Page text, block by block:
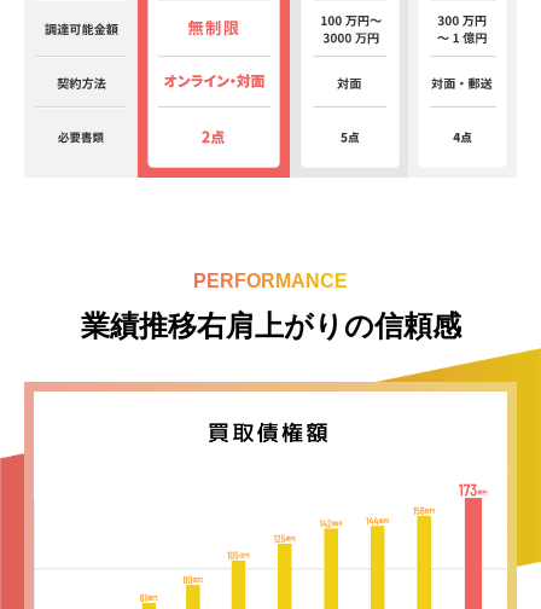
PERFORMANCE
業績推移右肩上がりの信頼感